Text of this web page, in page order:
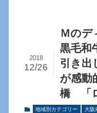
Ｍの
黒毛和
引き出
が感
橋 「
2018
12/26
地域別カテゴリー 大阪